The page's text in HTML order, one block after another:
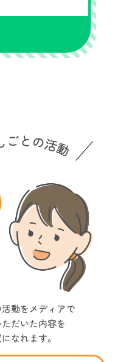
動をメディアで
だいた内容を
なれます。